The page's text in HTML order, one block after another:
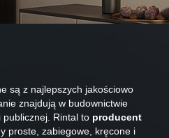
są z najlepszych jakościowo
znajdują w budownictwie
publicznej. Rintal to producent
proste, zabiegowe, kręcone i